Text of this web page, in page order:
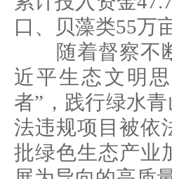
口、贝藻类55万
随着督察不断
近平生态文明
者”，践行绿水
法违规项目被依
批绿色生态产业